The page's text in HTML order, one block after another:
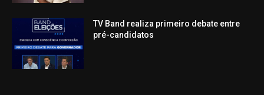
TV Band realiza primeiro debate entre
pré-candidatos